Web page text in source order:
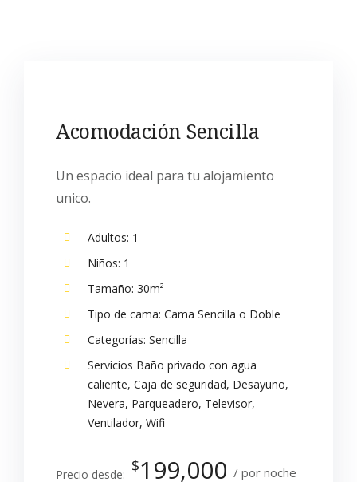
Acomodación Sencilla
Un espacio ideal para tu alojamiento
unico.
Adultos: 1
Niños: 1
Tamaño: 30m²
Tipo de cama: Cama Sencilla o Doble
Categorías: Sencilla
Servicios Baño privado con agua
caliente, Caja de seguridad, Desayuno,
Nevera, Parqueadero, Televisor,
Ventilador, Wifi
Precio desde: $199,000 por noche